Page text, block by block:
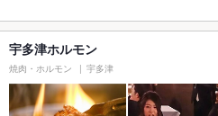
宇多津ホルモン
焼肉・ホルモン 宇多津